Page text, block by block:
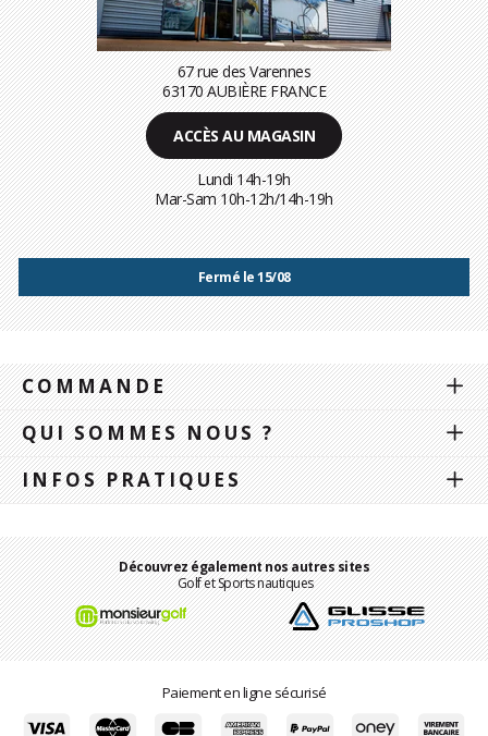
67 rue des Varennes
63170 AUBIÈRE FRANCE
ACCÈS AU MAGASIN
Lundi 14h-19h
Mar-Sam 10h-12h/14h-19h
Fermé le 15/08
COMMANDE
QUI SOMMES NOUS ?
INFOS PRATIQUES
Découvrez également nos autres sites
Golf et Sports nautiques
Paiement en ligne sécurisé